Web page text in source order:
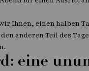
Ihnen, einen halben
anderen Teil des
eine